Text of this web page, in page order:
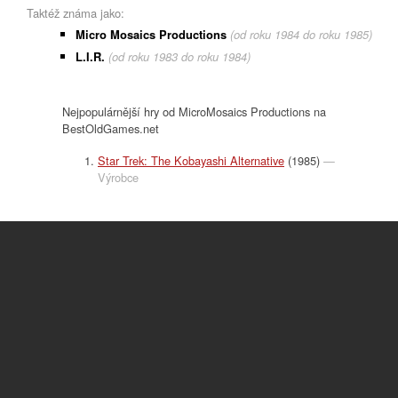
Taktéž známa jako:
Micro Mosaics Productions (od roku 1984 do roku 1985)
L.I.R. (od roku 1983 do roku 1984)
Nejpopulárnější hry od MicroMosaics Productions na
BestOldGames.net
Star Trek: The Kobayashi Alternative (1985) —
Výrobce